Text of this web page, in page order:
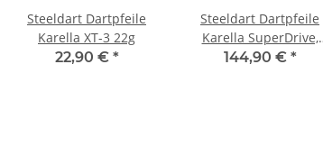
Steeldart Dartpfeile
Karella XT-3 22g
22,90 € *
Steeldart Dartpfeile
Karella SuperDrive,
schwarz, 90% Tungsten
144,90 € *